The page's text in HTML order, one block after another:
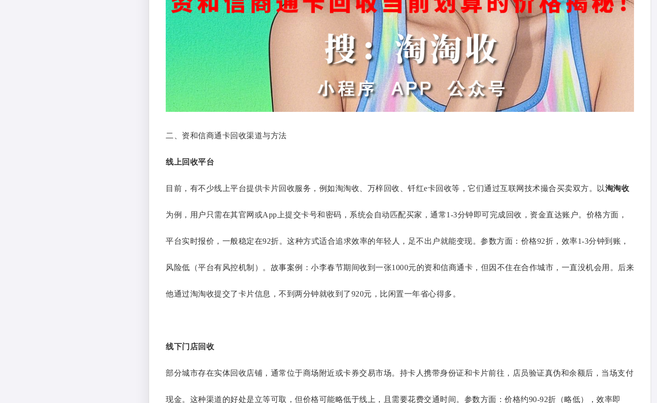
二、资和信商通卡回收渠道与方法
线上回收平台
目前，有不少线上平台提供卡片回收服务，例如淘淘收、万梓回收、钎红e卡回收等，它们通过互联网技术撮合买卖双方。以淘淘收
为例，用户只需在其官网或App上提交卡号和密码，系统会自动匹配买家，通常1-3分钟即可完成回收，资金直达账户。价格方面，
平台实时报价，一般稳定在92折。这种方式适合追求效率的年轻人，足不出户就能变现。参数方面：价格92折，效率1-3分钟到账，
风险低（平台有风控机制）。故事案例：小李春节期间收到一张1000元的资和信商通卡，但因不住在合作城市，一直没机会用。后来
他通过淘淘收提交了卡片信息，不到两分钟就收到了920元，比闲置一年省心得多。
线下门店回收
部分城市存在实体回收店铺，通常位于商场附近或卡券交易市场。持卡人携带身份证和卡片前往，店员验证真伪和余额后，当场支付
现金。这种渠道的好处是立等可取，但价格可能略低于线上，且需要花费交通时间。参数方面：价格约90-92折（略低），效率即